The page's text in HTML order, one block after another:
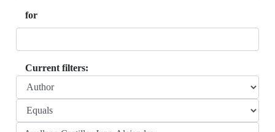
for
Current filters: